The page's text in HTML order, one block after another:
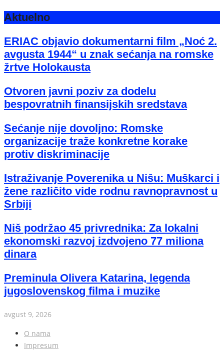
Aktuelno
ERIAC objavio dokumentarni film „Noć 2.
avgusta 1944“ u znak sećanja na romske
žrtve Holokausta
Otvoren javni poziv za dodelu
bespovratnih finansijskih sredstava
Sećanje nije dovoljno: Romske
organizacije traže konkretne korake
protiv diskriminacije
Istraživanje Poverenika u Nišu: Muškarci i
žene različito vide rodnu ravnopravnost u
Srbiji
Niš podržao 45 privrednika: Za lokalni
ekonomski razvoj izdvojeno 77 miliona
dinara
Preminula Olivera Katarina, legenda
jugoslovenskog filma i muzike
avgust 9, 2026
O nama
Impresum